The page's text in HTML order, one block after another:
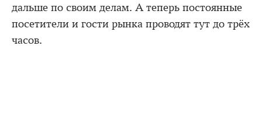
дальше по своим делам. А теперь постоянные
посетители и гости рынка проводят тут до трёх
часов.